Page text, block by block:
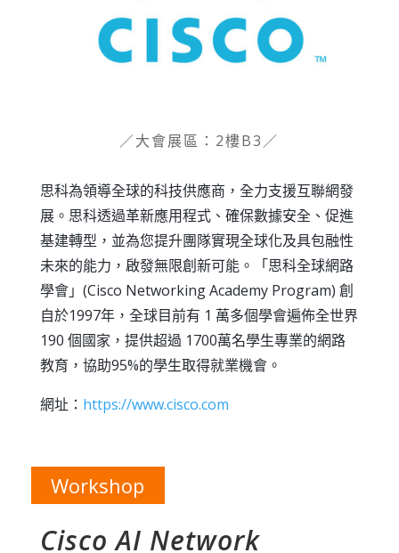
／大會展區：2樓B3／
思科為領導全球的科技供應商，全力支援互聯網發
展。思科透過革新應用程式、確保數據安全、促進
基建轉型，並為您提升團隊實現全球化及具包融性
未來的能力，啟發無限創新可能。「思科全球網路
學會」(Cisco Networking Academy Program) 創
自於1997年，全球目前有 1 萬多個學會遍佈全世界
190 個國家，提供超過 1700萬名學生專業的網路
教育，協助95%的學生取得就業機會。
網址： https://www.cisco.com
Workshop
Cisco AI Network